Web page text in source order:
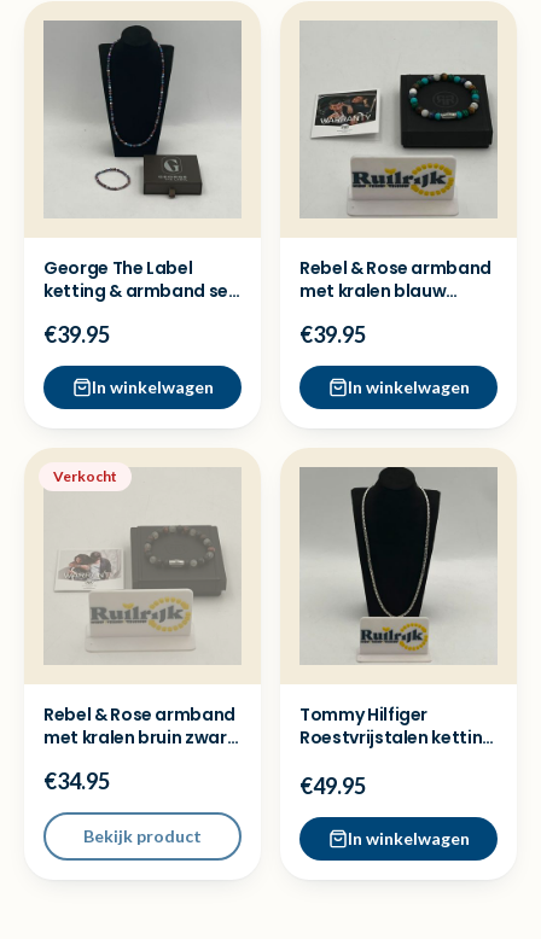
George The Label
ketting & armband set
€39.95
In winkelwagen
Rebel & Rose armband
met kralen blauw
€39.95
In winkelwagen
Verkocht
Rebel & Rose armband
met kralen bruin zwart
€34.95
Bekijk product
Tommy Hilfiger
Roestvrijstalen ketting
€49.95
In winkelwagen